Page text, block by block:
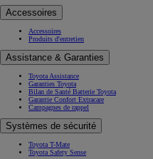
Accessoires
Accessoires
Produits d'entretien
Assistance & Garanties
Toyota Assistance
Garanties Toyota
Bilan de Santé Batterie Toyota
Garantie Confort Extracare
Campagnes de rappel
Systèmes de sécurité
Toyota T-Mate
Toyota Safety Sense